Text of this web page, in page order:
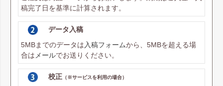
稿完了日を基準に計算されます。
データ入稿
5MBまでのデータは 入稿フォームから、5MBを超える場
合は メールでお送りください。
校正 （※サービスを利用の場合）